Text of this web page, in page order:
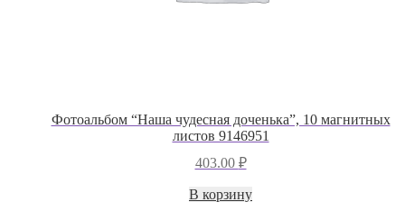
Фотоальбом “Наша чудесная доченька”, 10 магнитных
листов 9146951
403.00 ₽
В корзину